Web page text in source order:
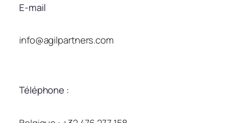
E-mail
info@agilpartners.com
Téléphone :